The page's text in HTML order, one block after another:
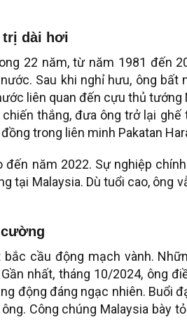
trị dài hơi
22 năm, từ năm 1981 đến
Sau khi nghỉ hưu, ông bất
liên quan đến cựu thủ tướng
thắng, đưa ông trở lại ghế
trong liên minh Pakatan
năm 2022. Sự nghiệp
tại Malaysia. Dù tuổi cao, ông
cầu động mạch vành.
nhất, tháng 10/2024, ông
động đáng ngạc nhiên. Buổi
Công chúng Malaysia bày